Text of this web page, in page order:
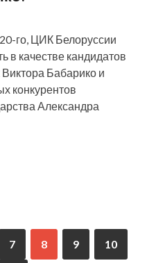
го, ЦИК Белоруссии
в качестве кандидатов
Бабарико и
конкурентов
Александра
7 8 9 10